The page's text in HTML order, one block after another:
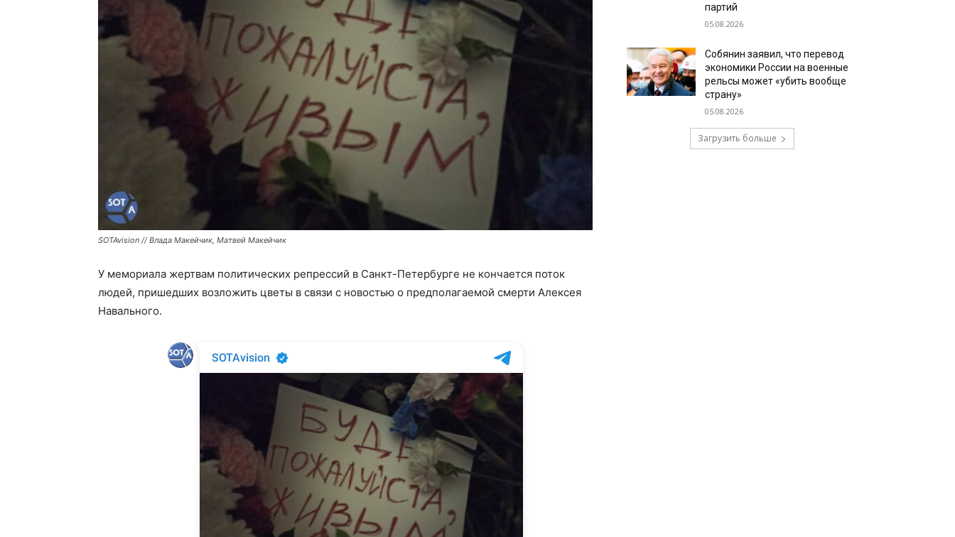
SOTAvision // Влада Макейчик, Матвей Макейчик
У мемориала жертвам политических репрессий в Санкт-Петербурге не кончается поток
людей, пришедших возложить цветы в связи с новостью о предполагаемой смерти Алексея
Навального.
партий
05.08.2026
Собянин заявил, что перевод
экономики России на военные
рельсы может «убить вообще
страну»
05.08.2026
Загрузить больше